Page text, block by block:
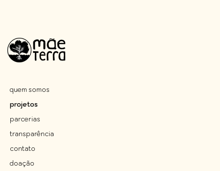
navigation
quem somos
projetos
parcerias
transparência
contato
doação